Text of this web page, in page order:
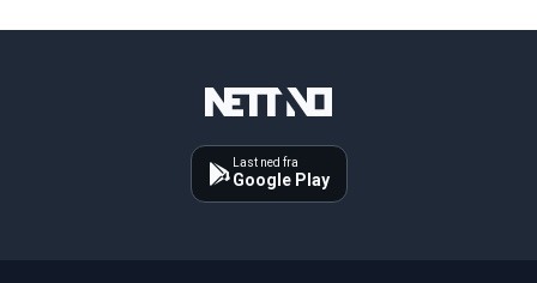
Last ned fra
Google Play